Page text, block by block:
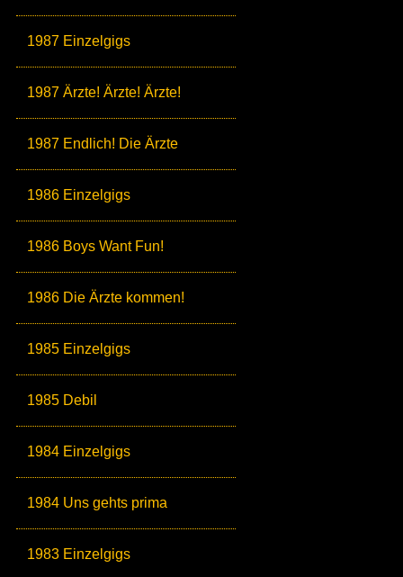
1987 Einzelgigs
1987 Ärzte! Ärzte! Ärzte!
1987 Endlich! Die Ärzte
1986 Einzelgigs
1986 Boys Want Fun!
1986 Die Ärzte kommen!
1985 Einzelgigs
1985 Debil
1984 Einzelgigs
1984 Uns gehts prima
1983 Einzelgigs